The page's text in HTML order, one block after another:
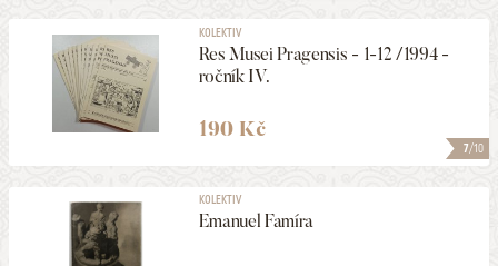
7/10
KOLEKTIV
Res Musei Pragensis - 1-12 /1994 -
ročník IV.
190 Kč
KOLEKTIV
Emanuel Famíra